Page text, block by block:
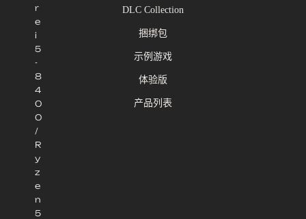
r
e
i
5
-
8
4
0
0
/
R
y
z
e
n
5
DLC Collection
捆绑包
示例游戏
体验版
产品列表